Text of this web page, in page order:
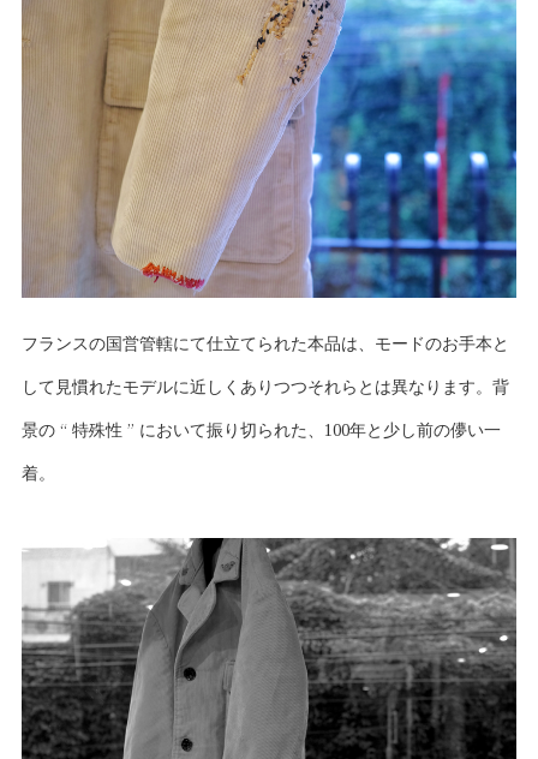
フランスの国営管轄にて仕立てられた本品は、モードのお手本と
して見慣れたモデルに近しくありつつそれらとは異なります。背
景の “ 特殊性 ” において振り切られた、100年と少し前の儚い一
着。